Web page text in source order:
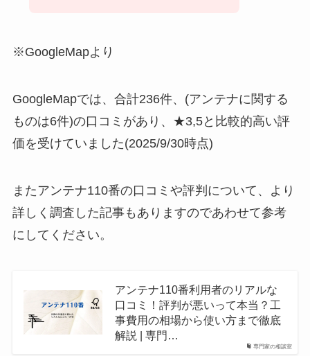
※GoogleMapより
GoogleMapでは、合計236件、(アンテナに関する
ものは6件)の口コミがあり、★3,5と比較的高い評
価を受けていました(2025/9/30時点)
またアンテナ110番の口コミや評判について、より
詳しく調査した記事もありますのであわせて参考
にしてください。
専門家の相談室
アンテナ110番利用者のリアルな
口コミ！評判が悪いって本当？工
事費用の相場から使い方まで徹底
解説 | 専門…